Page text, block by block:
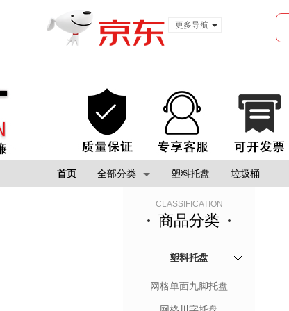
更多导航
首页 全部分类 塑料托盘 垃圾桶
CLASSIFICATION
商品分类
塑料托盘
网格单面九脚托盘